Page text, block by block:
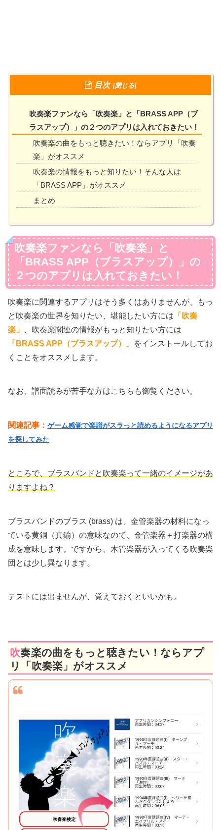
目次
吹奏楽ファンなら「吹奏楽」と「BRASS APP（ブ
ラスアップ）」の２つのアプリは入れておきたい！
吹奏楽の曲をもっと聴きたい！ならアプリ「吹奏
楽」がオススメ
吹奏楽の情報をもっと知りたい！そんな人は
「BRASS APP」がオススメ
まとめ
吹奏楽ファンなら「吹奏楽」と
「BRASS APP（ブラスアップ）」の
２つのアプリは入れておきたい！
吹奏楽に関連するアプリはそう多くはありませんが、もっ
と吹奏楽の世界を知りたい、堪能したい方には 「吹奏
楽」
、吹奏楽関連の情報がもっと知りたい方には
「BRASS APP（ブラスアップ）」 をインストールしてお
くことをオススメします。
なお、譜面読みが苦手な方はこちらも御覧ください。
関連記事： ゲーム感覚で楽譜がスラっと読めるようになるアプリ
を探してみた
ところで、ブラスバンドと吹奏楽って一緒のイメージがあ
りますよね？
ブラスバンドのブラス (brass) は、金管楽器の材料になっ
ている黄銅（真鍮）の意味なので、金管楽器＋打楽器の構
成を意味します。ですから、木管楽器が入ってくる吹奏楽
団とは少し異なります。
テストには出ませんが、覚えておくといいかも。
吹奏楽の曲をもっと聴きたい！ならアプ
リ「吹奏楽」がオススメ